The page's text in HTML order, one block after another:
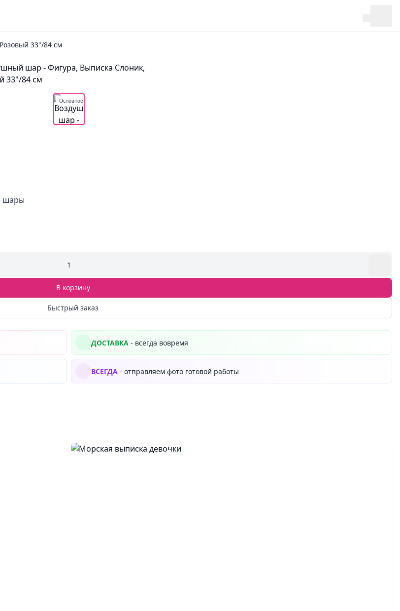
33"/84 см
Основное
шары
1
В корзину
Быстрый заказ
ДОСТАВКА - всегда вовремя
ВСЕГДА - отправляем фото готовой работы